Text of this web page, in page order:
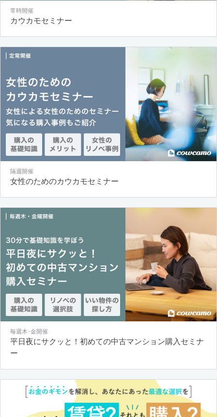
常時開催
カウカモセミナー
隔週開催
女性のためのカウカモセミナー
毎週木･金開催
平日夜にサクッと！初めての中古マンション購入セミナ
ー